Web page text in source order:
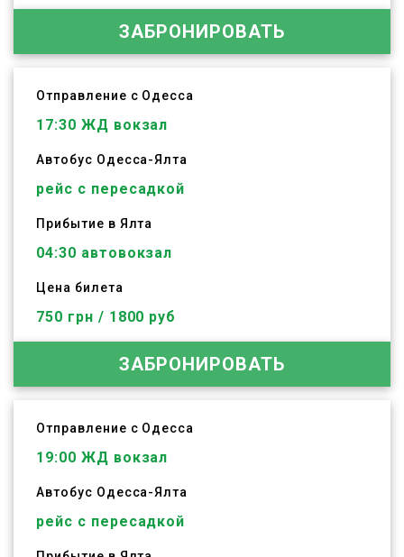
ЗАБРОНИРОВАТЬ
Отправление с Одесса
17:30 ЖД вокзал
Автобус Одесса-Ялта
рейс с пересадкой
Прибытие в Ялта
04:30 автовокзал
Цена билета
750 грн / 1800 руб
ЗАБРОНИРОВАТЬ
Отправление с Одесса
19:00 ЖД вокзал
Автобус Одесса-Ялта
рейс с пересадкой